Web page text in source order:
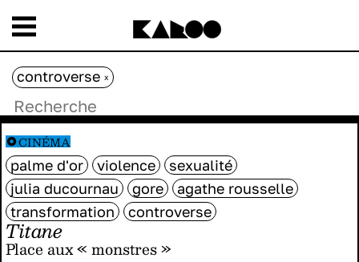
Titane
Place aux « monstres »
palme d'or violence
sexualité
julia ducournau
gore
agathe rousselle
transformation
controverse
CINÉMA
controverse x